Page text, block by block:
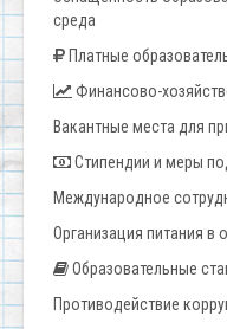
среда
Платные
Финансово-
Вакантные места для
Стипендии и меры
Международное
Организация питания в
Образовательные
Противодействие